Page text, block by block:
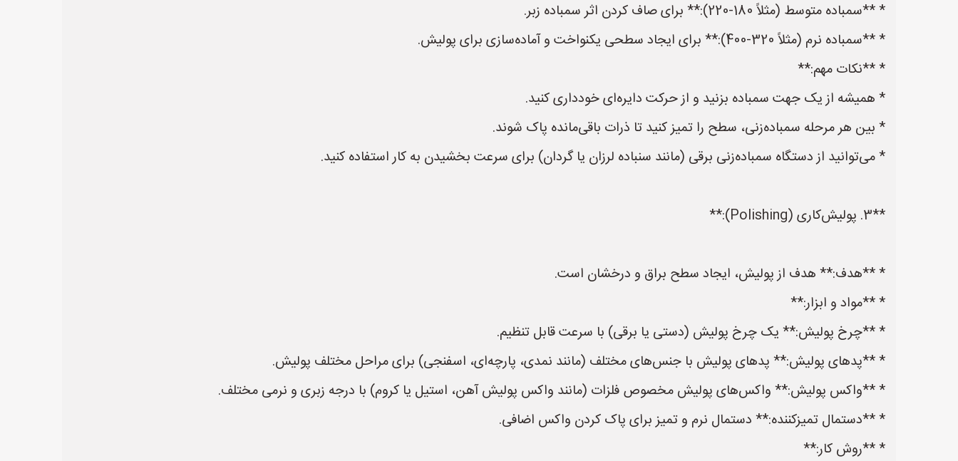
* **سمباده متوسط (مثلاً 180-220):** برای صاف کردن اثر سمباده زبر.
* **سمباده نرم (مثلاً 320-400):** برای ایجاد سطحی یکنواخت و آماده‌سازی برای پولیش.
* **نکات مهم:**
* همیشه از یک جهت سمباده بزنید و از حرکت دایره‌ای خودداری کنید.
* بین هر مرحله سمباده‌زنی، سطح را تمیز کنید تا ذرات باقی‌مانده پاک شوند.
* می‌توانید از دستگاه سمباده‌زنی برقی (مانند سنباده لرزان یا گردان) برای سرعت بخشیدن به کار استفاده کنید.
**3. پولیش‌کاری (Polishing):**
* **هدف:** هدف از پولیش، ایجاد سطح براق و درخشان است.
* **مواد و ابزار:**
* **چرخ پولیش:** یک چرخ پولیش (دستی یا برقی) با سرعت قابل تنظیم.
* **پدهای پولیش:** پدهای پولیش با جنس‌های مختلف (مانند نمدی، پارچه‌ای، اسفنجی) برای مراحل مختلف پولیش.
* **واکس پولیش:** واکس‌های پولیش مخصوص فلزات (مانند واکس پولیش آهن، استیل یا کروم) با درجه زبری و نرمی مختلف.
* **دستمال تمیزکننده:** دستمال نرم و تمیز برای پاک کردن واکس اضافی.
* **روش کار:**